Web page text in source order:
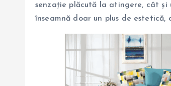
senzație plăcută la atingere, cât și
înseamnă doar un plus de